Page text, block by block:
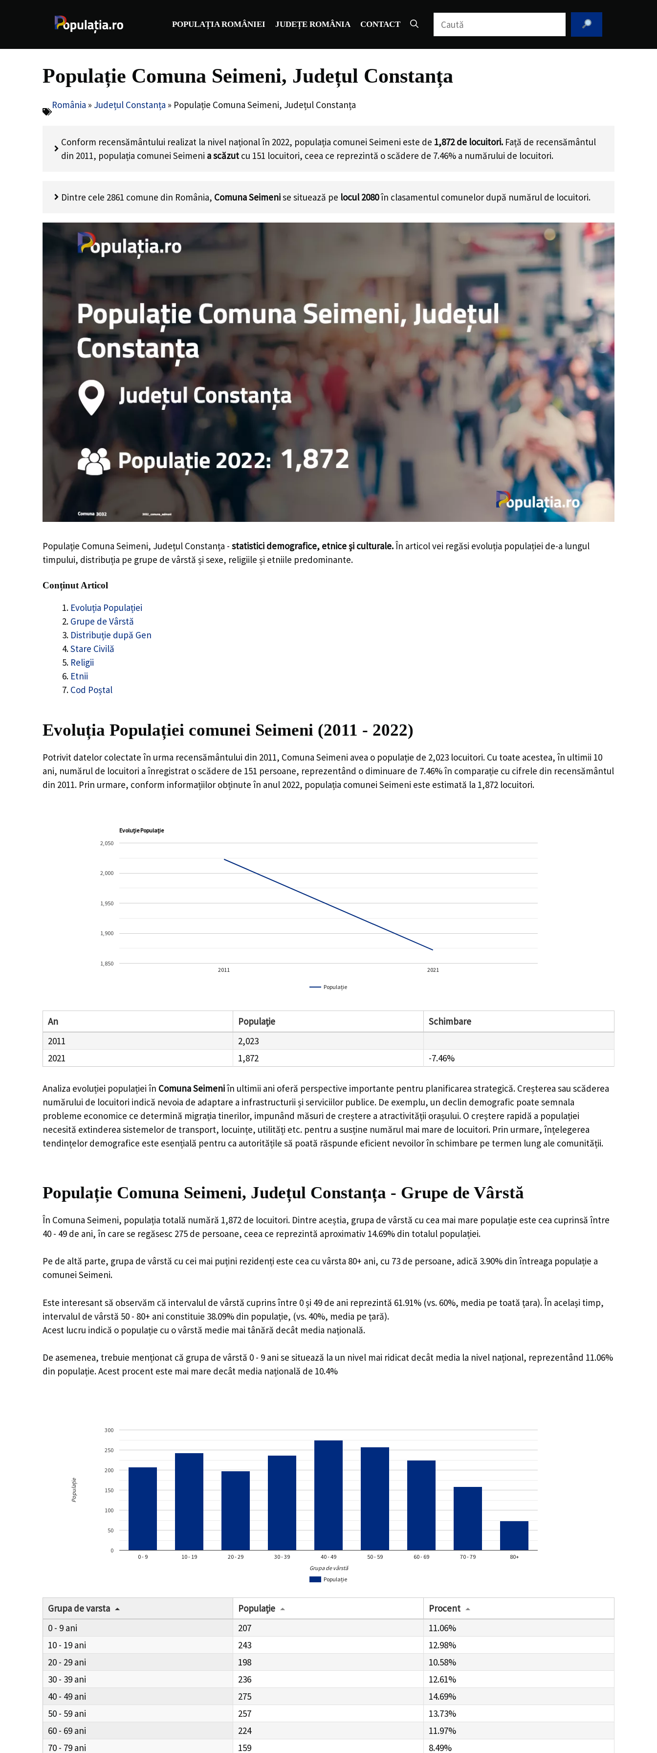
POPULAȚIA ROMÂNIEI JUDEȚE ROMÂNIA CONTACT Caută
Populație Comuna Seimeni, Județul Constanța
România » Județul Constanța » Populație Comuna Seimeni, Județul Constanța
Conform recensământului realizat la nivel național în 2022, populația comunei Seimeni este de 1,872de locuitori. Față de recensământul
din 2011, populația comunei Seimeni a scăzut cu 151 locuitori, ceea ce reprezintă o scădere de 7.46% a numărului de locuitori.
Dintre cele 2861 comune din România, Comuna Seimenise situează pe locul 2080în clasamentul comunelor după numărul de locuitori.
Populație Comuna Seimeni, Județul Constanța - statistici demografice, etnice și culturale.În articol vei regăsi evoluția populației de-a lungul
timpului, distribuția pe grupe de vârstă și sexe, religiile și etniile predominante.
Conținut Articol
Evoluția Populației
Grupe de Vârstă
Distribuție după Gen
Stare Civilă
Religii
Etnii
Cod Poștal
Evoluția Populației comunei Seimeni (2011 - 2022)
Potrivit datelor colectate în urma recensământului din 2011, Comuna Seimeni avea o populație de 2,023 locuitori. Cu toate acestea, în ultimii 10
ani, numărul de locuitori a înregistrat oscădere de 151 persoane, reprezentând o diminuare de 7.46%în comparație cu cifrele din recensământul
din 2011. Prin urmare, conform informațiilor obținute în anul 2022, populația comunei Seimeni este estimată la 1,872 locuitori.
Evoluție Populație
Populație
2011 2021
1,850
1,900
1,950
2,000
2,050
An Populație
Schimbare
2011
2,023
2021
1,872 -7.46%
Analiza evoluției populației în Comuna Seimeniîn ultimii ani oferă perspective importante pentru planificarea strategică. Creșterea sau scăderea
numărului de locuitori indică nevoia de adaptare a infrastructurii și serviciilor publice. De exemplu, un declin demografic poate semnala
probleme economice ce determină migrația tinerilor, impunând măsuri de creștere a atractivității orașului. O creștere rapidă a populației
necesită extinderea sistemelor de transport, locuințe, utilități etc. pentru a susține numărul mai mare de locuitori. Prin urmare, înțelegerea
tendințelor demografice este esențială pentru ca autoritățile să poată răspunde eficient nevoilor în schimbare pe termen lung ale comunității.
Populație Comuna Seimeni, Județul Constanța - Grupe de Vârstă
În Comuna Seimeni, populația totală numără 1,872 de locuitori. Dintre aceștia, grupa de vârstă cu cea mai mare populație este cea cuprinsă între
40 - 49 de ani, în care se regăsesc 275 de persoane, ceea ce reprezintă aproximativ 14.69% din totalul populației.
Pe de altă parte, grupa de vârstă cu cei mai puțini rezidenți este cea cu vârsta 80+ ani, cu 73 de persoane, adică 3.90% din întreaga populație a
comunei Seimeni.
Este interesant să observăm că intervalul de vârstă cuprins între 0 și 49 de ani reprezintă 61.91% (vs. 60%, media pe toată țara). În același timp,
intervalul de vârstă 50 - 80+ ani constituie 38.09% din populație, (vs. 40%, media pe țară).
Acest lucru indică o populație cu o vârstă medie mai tânără decât media națională.
De asemenea, trebuie menționat că grupa de vârstă 0 - 9 ani se situează la un nivel mai ridicat decât media la nivel național, reprezentând 11.06%
din populație. Acest procent este mai mare decât media națională de 10.4%
Populație
0 - 9 10 - 19 20 - 29 30 - 39 40 - 49 50 - 59 60 - 69 70 - 79 80+
0
50
100
150
200
250
300
Grupa de vârstă
Populație
Grupa de varsta Populație
Procent
0 - 9
207
11.06%
10 - 19
243
12.98%
20 - 29
198
10.58%
30 - 39
236
12.61%
40 - 49
275
14.69%
50 - 59
257
13.73%
60 - 69
224
11.97%
70 - 79
159 8.49%